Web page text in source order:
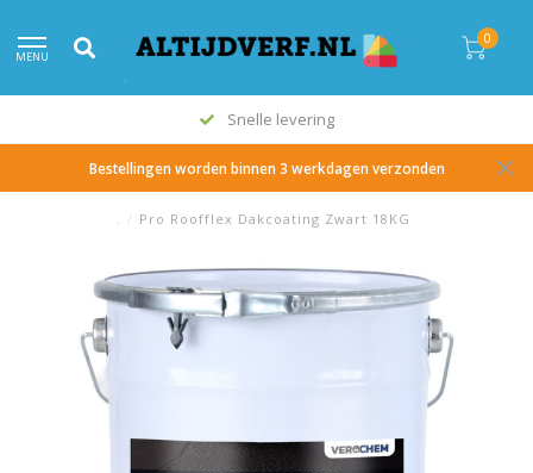
MENU
0
Snelle levering
Bestellingen worden binnen 3 werkdagen verzonden
. / Pro Roofflex Dakcoating Zwart 18KG